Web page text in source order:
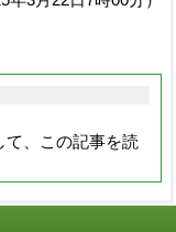
て、この記事を読